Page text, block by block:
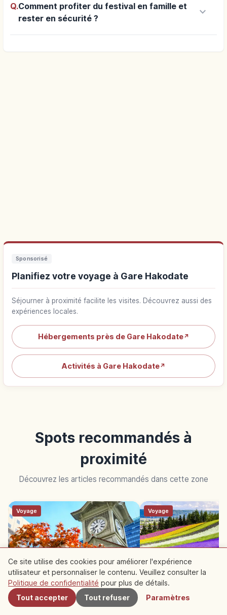
Q.Comment profiter du festival en famille et
rester en sécurité ?
keyboard_arrow_down
Sponsorisé
Planifiez votre voyage à Gare Hakodate
Séjourner à proximité facilite les visites. Découvrez aussi des
expériences locales.
Hébergements près de Gare Hakodate↗
Activités à Gare Hakodate↗
Spots recommandés à
proximité
Découvrez les articles recommandés dans cette zone
Voyage
Sapporo Clock Tower : 140 ans
d’histoire à Hokkaido
Voyage
Champs de lavande
(Hokkaidō) : fin
À proximité
Ce site utilise des cookies pour améliorer l'expérience
utilisateur et personnaliser le contenu. Veuillez consulter la
Politique de confidentialité pour plus de détails.
Tout accepter
Tout refuser Paramètres